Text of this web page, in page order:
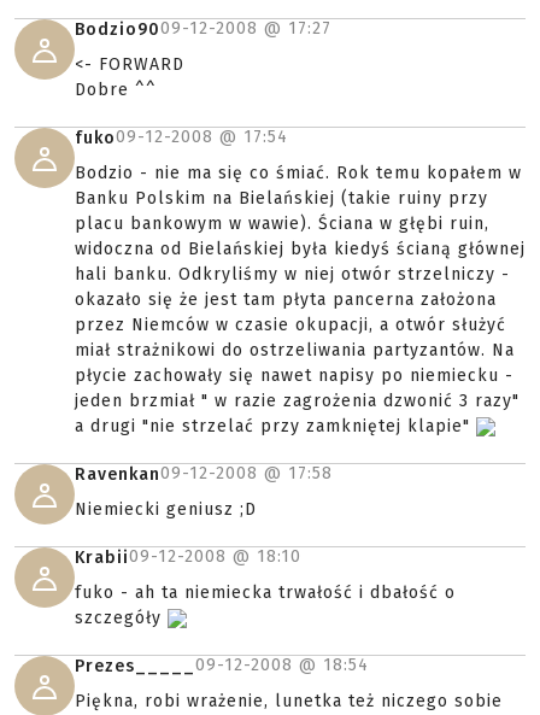
Bodzio9009-12-2008 @ 17:27
<- FORWARD
Dobre ^^
fuko09-12-2008 @ 17:54
Bodzio - nie ma się co śmiać. Rok temu kopałem w
Banku Polskim na Bielańskiej (takie ruiny przy
placu bankowym w wawie). Ściana w głębi ruin,
widoczna od Bielańskiej była kiedyś ścianą głównej
hali banku. Odkryliśmy w niej otwór strzelniczy -
okazało się że jest tam płyta pancerna założona
przez Niemców w czasie okupacji, a otwór służyć
miał strażnikowi do ostrzeliwania partyzantów. Na
płycie zachowały się nawet napisy po niemiecku -
jeden brzmiał " w razie zagrożenia dzwonić 3 razy"
a drugi "nie strzelać przy zamkniętej klapie"
Ravenkan09-12-2008 @ 17:58
Niemiecki geniusz ;D
Krabii09-12-2008 @ 18:10
fuko - ah ta niemiecka trwałość i dbałość o
szczegóły
Prezes_____ 09-12-2008 @ 18:54
Piękna, robi wrażenie, lunetka też niczego sobie